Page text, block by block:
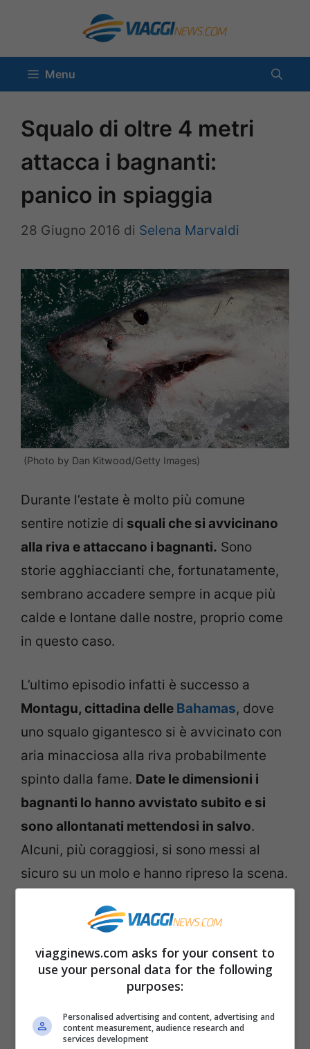
contenuto
Menu
Squalo di oltre 4 metri
attacca i bagnanti:
panico in spiaggia
28 Giugno 2016 di Selena Marvaldi
(Photo by Dan Kitwood/Getty Images)
Durante l’estate è molto più comune
sentire notizie di squali che si avvicinano
alla riva e attaccano i bagnanti. Sono
storie agghiaccianti che, fortunatamente,
sembrano accadere sempre in acque più
calde e lontane dalle nostre, proprio come
in questo caso.
L’ultimo episodio infatti è successo a
Montagu, cittadina delle Bahamas, dove
uno squalo gigantesco si è avvicinato con
aria minacciosa alla riva probabilmente
spinto dalla fame. Date le dimensioni i
bagnanti lo hanno avvistato subito e si
sono allontanati mettendosi in salvo.
Alcuni, più coraggiosi, si sono messi al
sicuro su un molo e hanno ripreso la scena.
Secondo i testimoni si trattava di uno
dimensioni, un esemplare molto
pericoloso, soprattutto se affamato come
in questo caso . Le immagini sono
impressionanti: lo squalo si vede
viagginews.com asks for your consent to
use your personal data for the following
purposes:
Personalised advertising and content, advertising and
content measurement, audience research and
services development